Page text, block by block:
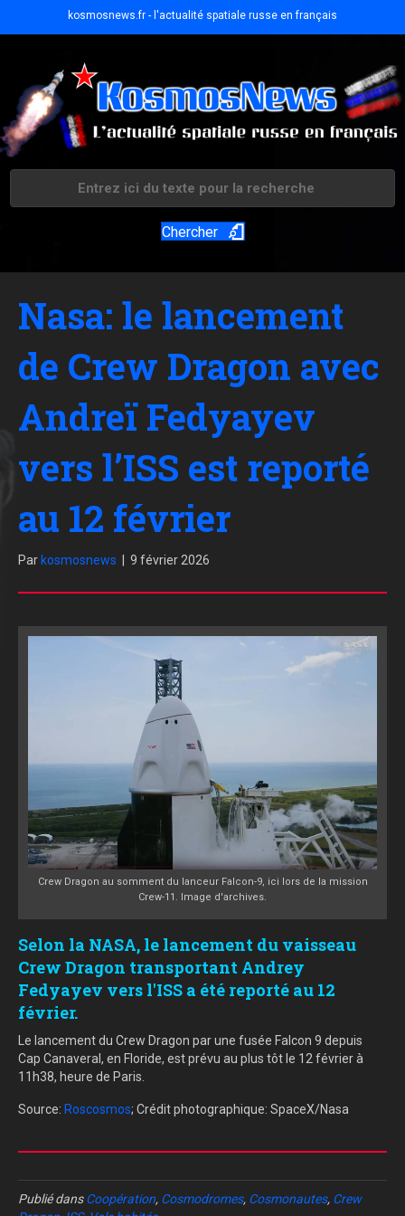
kosmosnews.fr - l'actualité spatiale russe en français
Chercher
Nasa: le lancement
de Crew Dragon avec
Andreï Fedyayev
vers l’ISS est reporté
au 12 février
Par kosmosnews 9 février 2026
Crew Dragon au somment du lanceur Falcon-9, ici lors de la mission
Crew-11. Image d'archives.
Selon la NASA, le lancement du vaisseau
Crew Dragon transportant Andrey
Fedyayev vers l'ISS a été reporté au 12
février.
Le lancement du Crew Dragon par une fusée Falcon 9 depuis
Cap Canaveral, en Floride, est prévu au plus tôt le 12 février à
11h38, heure de Paris.
Source: Roscosmos; Crédit photographique: SpaceX/Nasa
Publié dansCoopération, Cosmodromes, Cosmonautes, Crew